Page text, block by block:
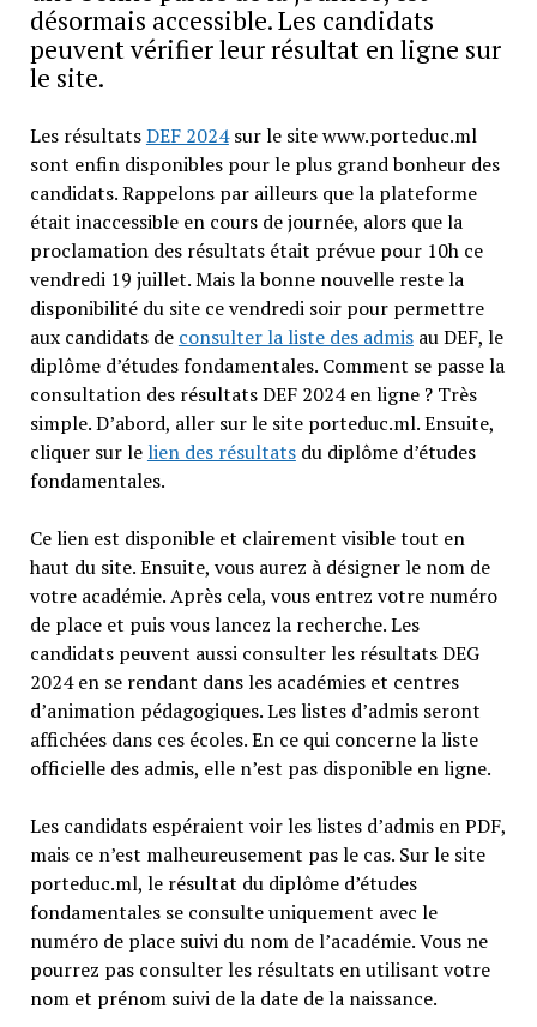
désormais accessible. Les candidats
peuvent vérifier leur résultat en ligne sur
le site.
Les résultatsDEF 2024sur le site www.porteduc.ml
sont enfin disponibles pour le plus grand bonheur des
candidats. Rappelons par ailleurs que la plateforme
était inaccessible en cours de journée, alors que la
proclamation des résultats était prévue pour 10h ce
vendredi 19 juillet. Mais la bonne nouvelle reste la
disponibilité du site ce vendredi soir pour permettre
aux candidats de consulter la liste des admisau DEF, le
diplôme d’études fondamentales. Comment se passe la
consultation des résultats DEF 2024 en ligne ? Très
simple. D’abord, aller sur le site porteduc.ml. Ensuite,
cliquer sur le lien des résultatsdu diplôme d’études
fondamentales.
Ce lien est disponible et clairement visible tout en
haut du site. Ensuite, vous aurez à désigner le nom de
votre académie. Après cela, vous entrez votre numéro
de place et puis vous lancez la recherche. Les
candidats peuvent aussi consulter les résultats DEG
2024 en se rendant dans les académies et centres
d’animation pédagogiques. Les listes d’admis seront
affichées dans ces écoles. En ce qui concerne la liste
officielle des admis, elle n’est pas disponible en ligne.
Les candidats espéraient voir les listes d’admis en PDF,
mais ce n’est malheureusement pas le cas. Sur le site
porteduc.ml, le résultat du diplôme d’études
fondamentales se consulte uniquement avec le
numéro de place suivi du nom de l’académie. Vous ne
pourrez pas consulter les résultats en utilisant votre
nom et prénom suivi de la date de la naissance.